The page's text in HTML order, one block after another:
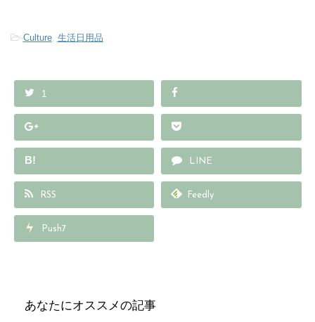
-Culture, 生活日用品
1
B! LINE
RSS Feedly
Push7
あなたにオススメの記事